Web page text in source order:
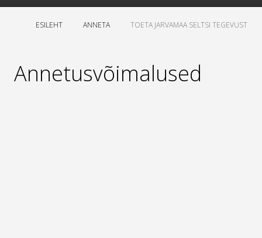
ESILEHT ANNETA TOETA JARVAMAA SELTSI TEGEVUST
Annetusvõimalused